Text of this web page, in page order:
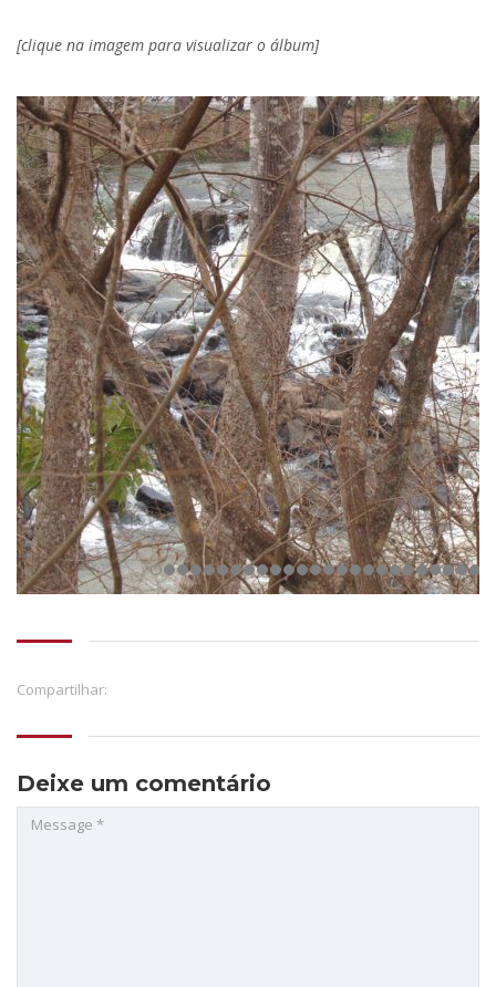
[clique na imagem para visualizar o álbum]
Compartilhar:
Deixe um comentário